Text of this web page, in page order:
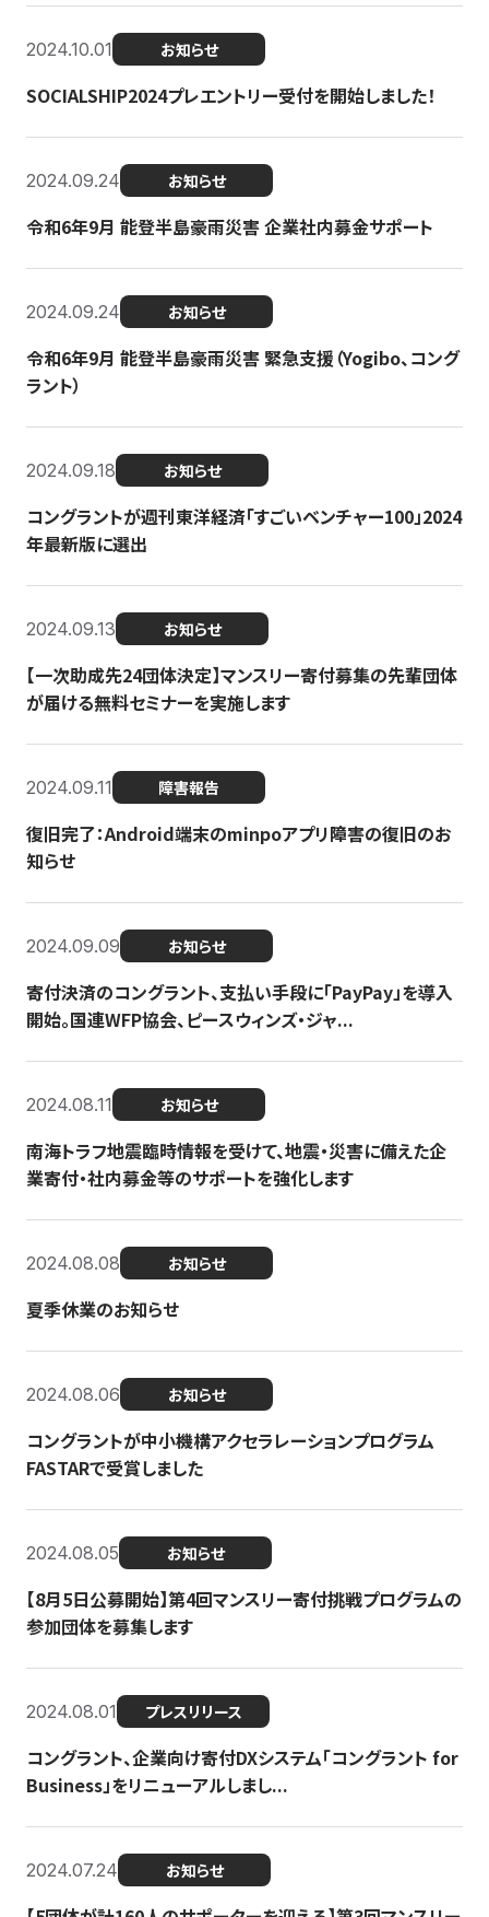
2024.10.01 お知らせ
SOCIALSHIP2024プレエントリー受付を開始しました！
2024.09.24 お知らせ
令和6年9月 能登半島豪雨災害 企業社内募金サポート
2024.09.24 お知らせ
令和6年9月 能登半島豪雨災害 緊急支援（Yogibo、コング
ラント）
2024.09.18 お知らせ
コングラントが週刊東洋経済「すごいベンチャー100」2024
年最新版に選出
2024.09.13 お知らせ
【一次助成先24団体決定】マンスリー寄付募集の先輩団体
が届ける無料セミナーを実施します
2024.09.11 障害報告
復旧完了：Android端末のminpoアプリ障害の復旧のお
知らせ
2024.09.09 お知らせ
寄付決済のコングラント、支払い手段に「PayPay」を導入
開始。国連WFP協会、ピースウィンズ・ジャ...
2024.08.11 お知らせ
南海トラフ地震臨時情報を受けて、地震・災害に備えた企
業寄付・社内募金等のサポートを強化します
2024.08.08 お知らせ
夏季休業のお知らせ
2024.08.06 お知らせ
コングラントが中小機構アクセラレーションプログラム
FASTARで受賞しました
2024.08.05 お知らせ
【8月5日公募開始】第4回マンスリー寄付挑戦プログラムの
参加団体を募集します
2024.08.01 プレスリリース
コングラント、企業向け寄付DXシステム「コングラント for
Business」をリニューアルしまし...
2024.07.24 お知らせ